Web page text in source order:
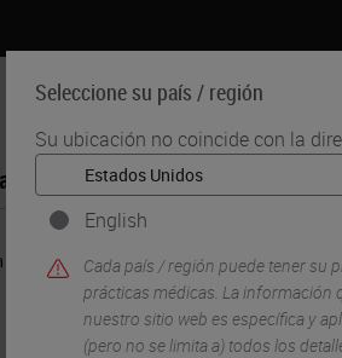
Seleccione su país / región
Su ubicación no coincide con la
English
Cada país / región puede tener su
prácticas médicas. La información
nuestro sitio web es específica y
(pero no se limita a) todos los
Formación
Leica Biosystems BOND RX